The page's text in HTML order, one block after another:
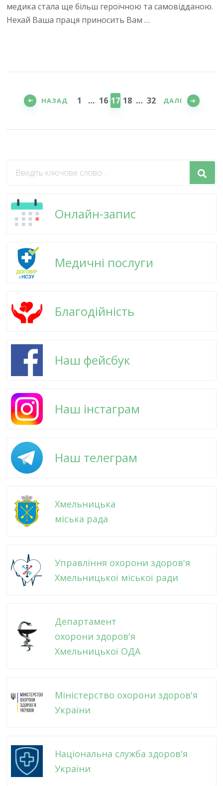
медика стала ще більш героїчною та самовідданою.
Нехай Ваша праця приносить Вам …
НАЗАД СТОРІНКА
1 … СТОРІНКА
16 СТОРІНКА
17 СТОРІНКА
18 … СТОРІНКА
32 ДАЛІ
щось?
Онлайн-запис
Медичні послуги
Благодійність
Наш фейсбук
Наш інстаграм
Наш телеграм
Хмельницька
міська рада
Управління охорони здоров'я
Хмельницької міської ради
Департамент
охорони здоров'я
Хмельницької ОДА
Міністерство охорони здоров'я
України
Національна служба здоров'я
України